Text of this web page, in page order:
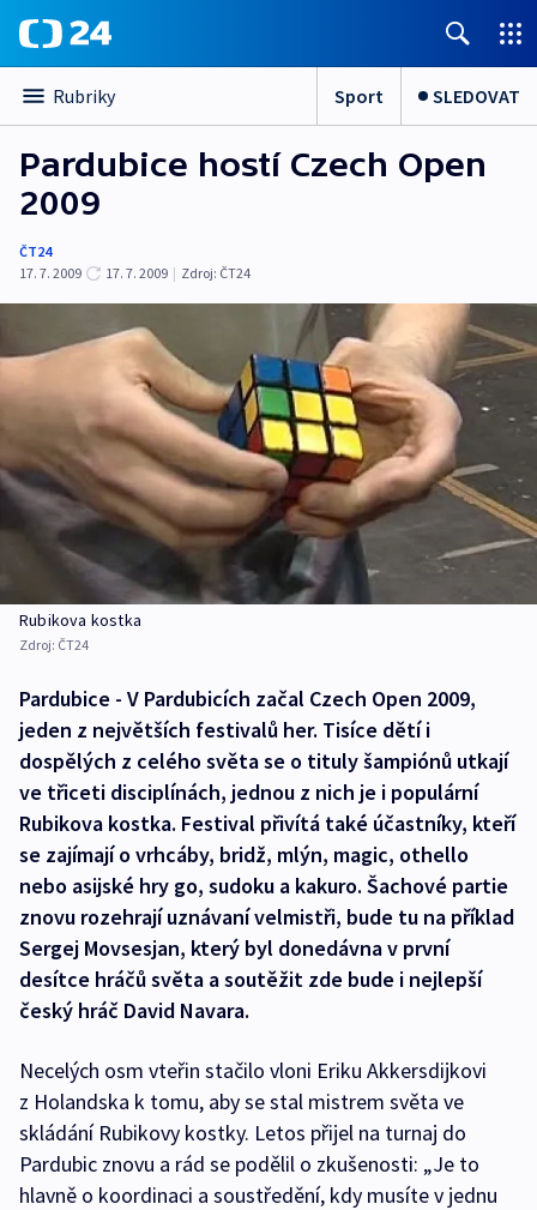
Rubriky Sport SLEDOVAT
Pardubice hostí Czech Open
2009
ČT24
17. 7. 2009
17. 7. 2009 | Zdroj: ČT24
Rubikova kostka
Zdroj: ČT24
Pardubice - V Pardubicích začal Czech Open 2009,
jeden z největších festivalů her. Tisíce dětí i
dospělých z celého světa se o tituly šampiónů utkají
ve třiceti disciplínách, jednou z nich je i populární
Rubikova kostka. Festival přivítá také účastníky, kteří
se zajímají o vrhcáby, bridž, mlýn, magic, othello
nebo asijské hry go, sudoku a kakuro. Šachové partie
znovu rozehrají uznávaní velmistři, bude tu na příklad
Sergej Movsesjan, který byl donedávna v první
desítce hráčů světa a soutěžit zde bude i nejlepší
český hráč David Navara.
Necelých osm vteřin stačilo vloni Eriku Akkersdijkovi
z Holandska k tomu, aby se stal mistrem světa ve
skládání Rubikovy kostky. Letos přijel na turnaj do
Pardubic znovu a rád se podělil o zkušenosti: „Je to
hlavně o koordinaci a soustředění, kdy musíte v jednu